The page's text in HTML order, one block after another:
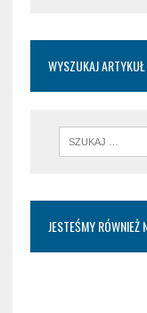
WYSZUKAJ ARTYKUŁ
JESTEŚMY RÓWNIEŻ